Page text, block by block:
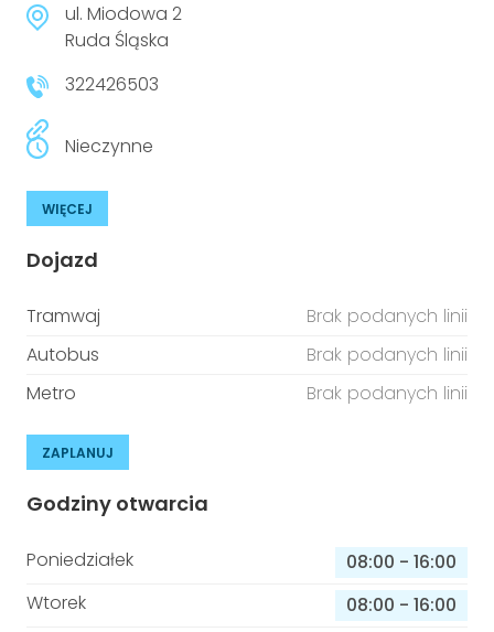
ul. Miodowa 2
Ruda Śląska
322426503
Nieczynne
WIĘCEJ
Dojazd
Tramwaj
Brak podanych linii
Autobus
Brak podanych linii
Metro
Brak podanych linii
ZAPLANUJ
Godziny otwarcia
Poniedziałek 08:00 - 16:00
Wtorek
08:00 - 16:00